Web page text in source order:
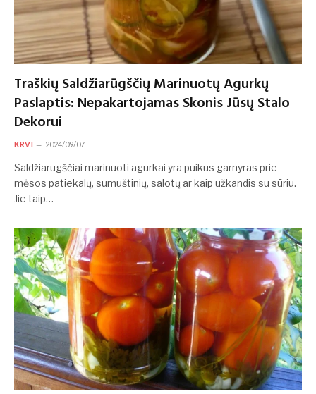
Traškių Saldžiarūgščių Marinuotų Agurkų
Paslaptis: Nepakartojamas Skonis Jūsų Stalo
Dekorui
KRVI 2024/09/07
Saldžiarūgščiai marinuoti agurkai yra puikus garnyras prie
mėsos patiekalų, sumuštinių, salotų ar kaip užkandis su sūriu.
Jie taip…